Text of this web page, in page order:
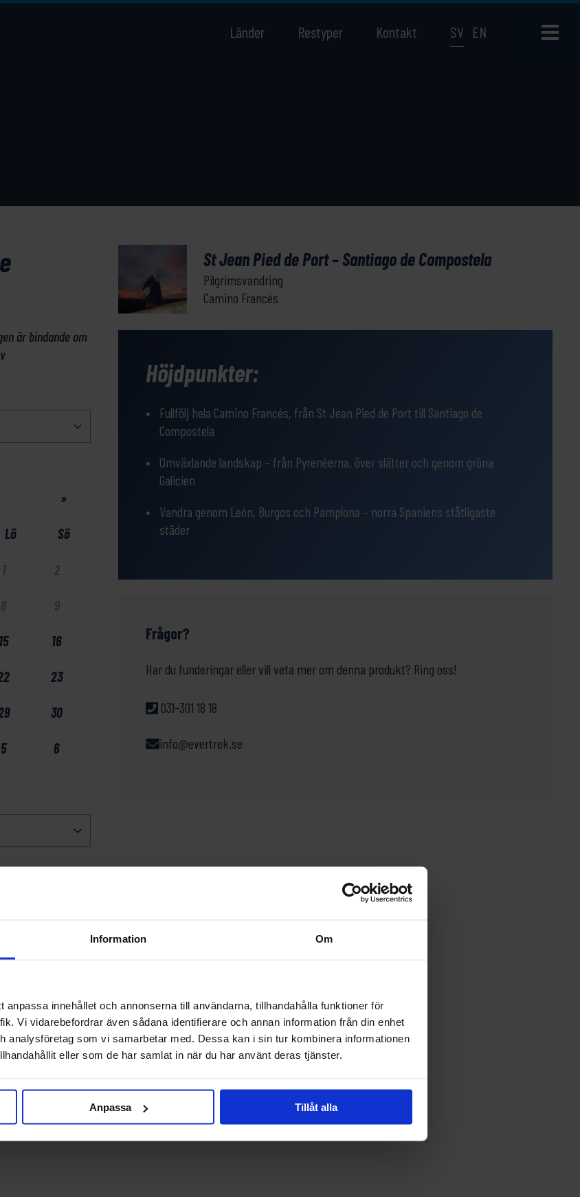
Information Om
anpassa innehållet och annonserna till användarna, tillhandahålla funktioner för
Vi vidarebefordrar även sådana identifierare och annan information från din enhet
analysföretag som vi samarbetar med. Dessa kan i sin tur kombinera informationen
eller som de har samlat in när du har använt deras tjänster.
Anpassa Tillåt alla
Länder Restyper Kontakt SV EN
är bindande om
»
Lö Sö
1 2
8 9
15 16
23
30
5 6
St Jean Pied de Port – Santiago de Compostela
Pilgrimsvandring
Camino Francés
Höjdpunkter:
Fullfölj hela Camino Francés, från St Jean Pied de Port till Santiago de
Compostela
Omväxlande landskap – från Pyrenéerna, över slätter och genom gröna
Galicien
Vandra genom León, Burgos och Pamplona – norra Spaniens ståtligaste
städer
Frågor?
Har du funderingar eller vill veta mer om denna produkt? Ring oss!
031-301 18 18
info@evertrek.se